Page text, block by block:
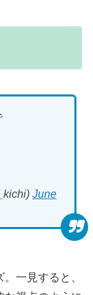
June
一見すると、